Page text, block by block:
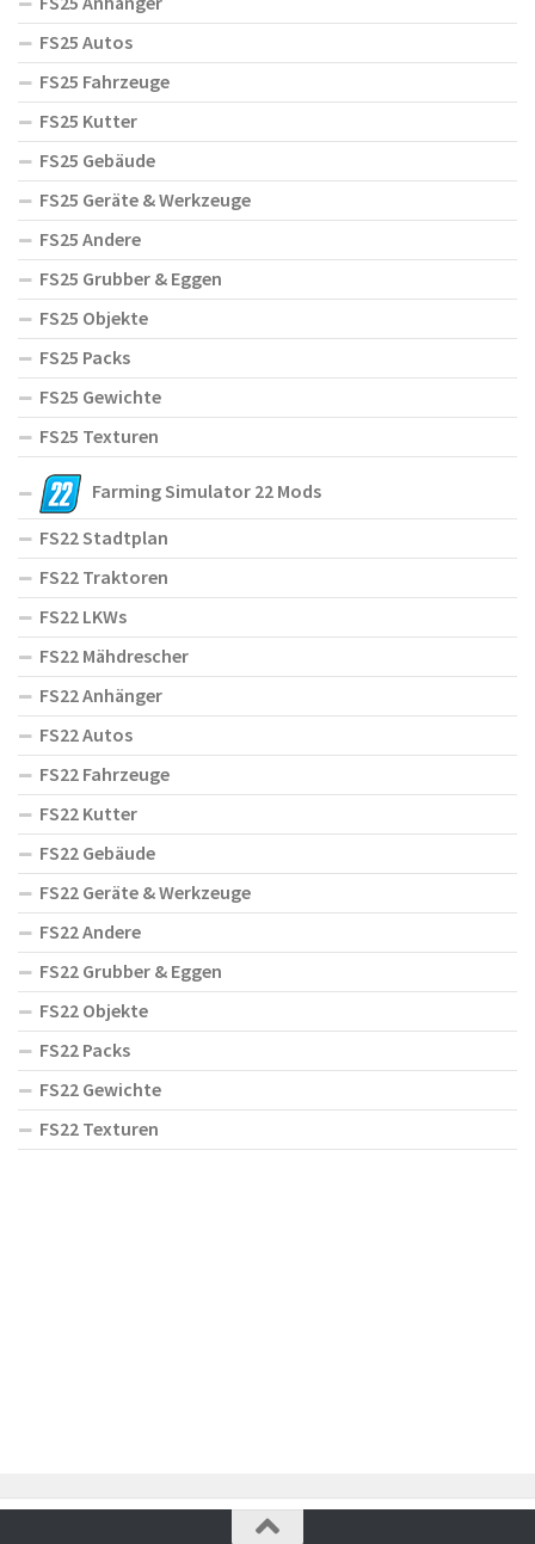
FS25 Autos
FS25 Fahrzeuge
FS25 Kutter
FS25 Gebäude
FS25 Geräte & Werkzeuge
FS25 Andere
FS25 Grubber & Eggen
FS25 Objekte
FS25 Packs
FS25 Gewichte
FS25 Texturen
Farming Simulator 22 Mods
FS22 Stadtplan
FS22 Traktoren
FS22 LKWs
FS22 Mähdrescher
FS22 Anhänger
FS22 Autos
FS22 Fahrzeuge
FS22 Kutter
FS22 Gebäude
FS22 Geräte & Werkzeuge
FS22 Andere
FS22 Grubber & Eggen
FS22 Objekte
FS22 Packs
FS22 Gewichte
FS22 Texturen